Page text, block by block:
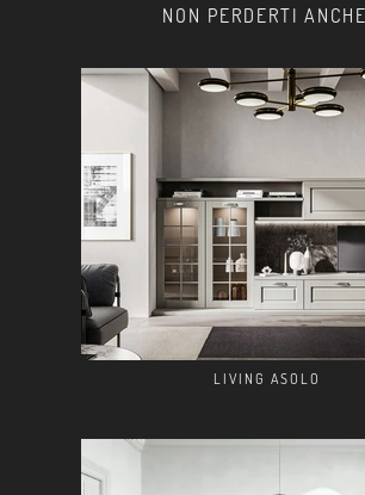
NON PERDERTI
LIVING ASOLO